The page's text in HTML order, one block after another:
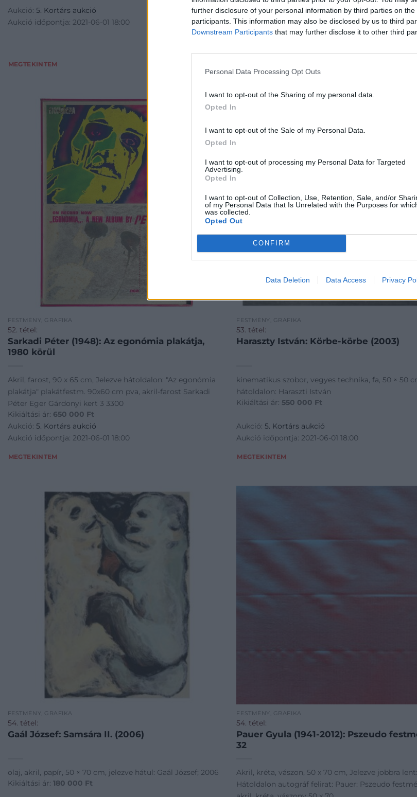
further disclosure of your personal information by third parties on the
participants. This information may also be disclosed by us to third
Downstream Participants that may further disclose it to other third
Personal Data Processing Opt Outs
I want to opt-out of the Sharing of my personal data.
Opted In
I want to opt-out of the Sale of my Personal Data.
Opted In
I want to opt-out of processing my Personal Data for Targeted
Advertising.
Opted In
I want to opt-out of Collection, Use, Retention, Sale, and/or
of my Personal Data that Is Unrelated with the Purposes for
was collected.
Opted Out
CONFIRM
Data Deletion Data Access Privacy
Aukció: 5. Kortárs aukció
Aukció időpontja: 2021-06-01 18:00
MEGTEKINTEM
Aukció:5. Kortárs aukció
Aukció időpontja: 2021-06-01 18:00
FESTMÉNY, GRAFIKA
52. tétel:
Sarkadi Péter (1948): Az egonómia plakátja,
1980 körül
Akril, farost, 90 x 65 cm, Jelezve hátoldalon: "Az egonómia
plakátja" plakátfestm. 90x60 cm pva, akril-farost Sarkadi
Péter Eger Gárdonyi kert 3 3300
Kikiáltási ár: 650 000 Ft
Aukció: 5. Kortárs aukció
Aukció időpontja: 2021-06-01 18:00
MEGTEKINTEM
FESTMÉNY, GRAFIKA
53. tétel:
Haraszty István: Körbe-körbe (2003)
kinematikus szobor, vegyes technika, fa, 50 × 50 cm, jelezve
hátoldalon: Haraszti István
Kikiáltási ár: 550 000 Ft
Aukció:5. Kortárs aukció
Aukció időpontja: 2021-06-01 18:00
MEGTEKINTEM
FESTMÉNY, GRAFIKA
54. tétel:
Gaál József: Samsára II. (2006)
olaj, akril, papír, 50 × 70 cm, jelezve hátul: Gaál József; 2006
Kikiáltási ár: 180 000 Ft
FESTMÉNY, GRAFIKA
54. tétel:
Pauer Gyula (1941-2012): Pszeudo
32
Akril, kréta, vászon, 50 x 70 cm, Jelezve jobbra
Hátoldalon autográf felirat: Pauer: Pszeudo